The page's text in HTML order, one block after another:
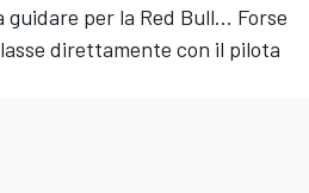
per la Red Bull... Forse
direttamente con il pilota